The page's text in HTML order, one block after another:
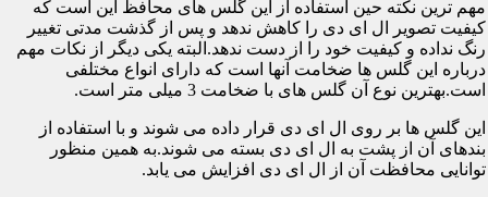
مهم ترین نکته حین استفاده از این گلس های محافظ این است که
کیفیت تصویر ال ای دی را کاهش ندهد و پس از گذشت مدتی تغییر
رنگ نداده و کیفیت خود را از دست ندهد.البته یکی دیگر از نکات مهم
درباره این گلس ها ضخامت آنها است که دارای انواع مختلفی
است.بهترین نوع آن گلس های با ضخامت 3 میلی متر است.
این گلس ها بر روی ال ای دی قرار داده می شوند و با استفاده از
بندهای آن از پشت به ال ای دی بسته می شوند.به همین منظور
توانایی محافظت آن از ال ای دی افزایش می یابد.